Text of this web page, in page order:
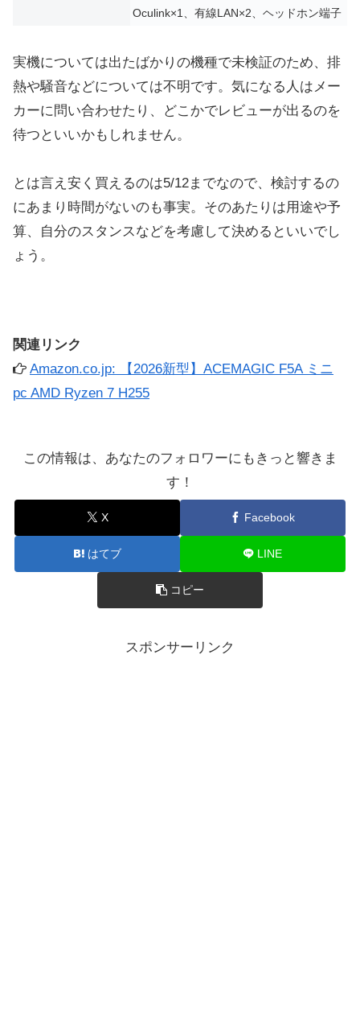
Oculink×1、有線LAN×2、ヘッドホン端子
実機については出たばかりの機種で未検証のため、排
熱や騒音などについては不明です。気になる人はメー
カーに問い合わせたり、どこかでレビューが出るのを
待つといいかもしれません。
とは言え安く買えるのは5/12までなので、検討するの
にあまり時間がないのも事実。そのあたりは用途や予
算、自分のスタンスなどを考慮して決めるといいでし
ょう。
関連リンク
Amazon.co.jp: 【2026新型】ACEMAGIC F5A ミニ
pc AMD Ryzen 7 H255
この情報は、あなたのフォロワーにもきっと響きま
す！
X Facebook
はてブ LINE
コピー
スポンサーリンク